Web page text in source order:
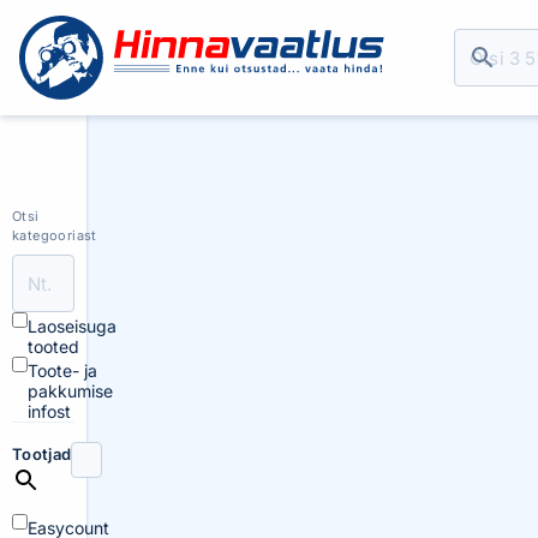
Otsi
kategooriast
Laoseisuga
tooted
Toote- ja
pakkumise
infost
Tootjad
Easycount